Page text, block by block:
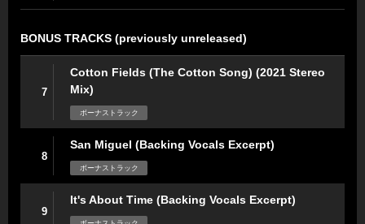
BONUS TRACKS (previously unreleased)
7
Cotton Fields (The Cotton Song) (2021 Stereo
Mix)
ボーナストラック
8
San Miguel (Backing Vocals Excerpt)
ボーナストラック
9
It's About Time (Backing Vocals Excerpt)